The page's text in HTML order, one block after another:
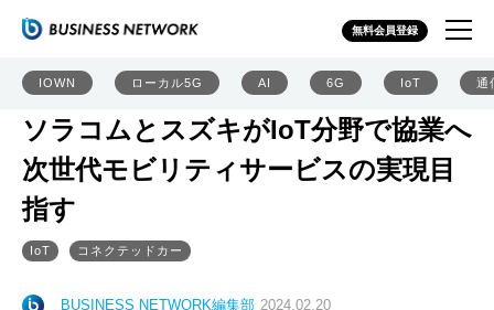
無料会員登録
IOWN ローカル5G AI 6G IoT 通
ソラコムとスズキがIoT分野で協業へ
次世代モビリティサービスの実現目
指す
IoT コネクテッドカー
BUSINESS NETWORK編集部 2024.02.20